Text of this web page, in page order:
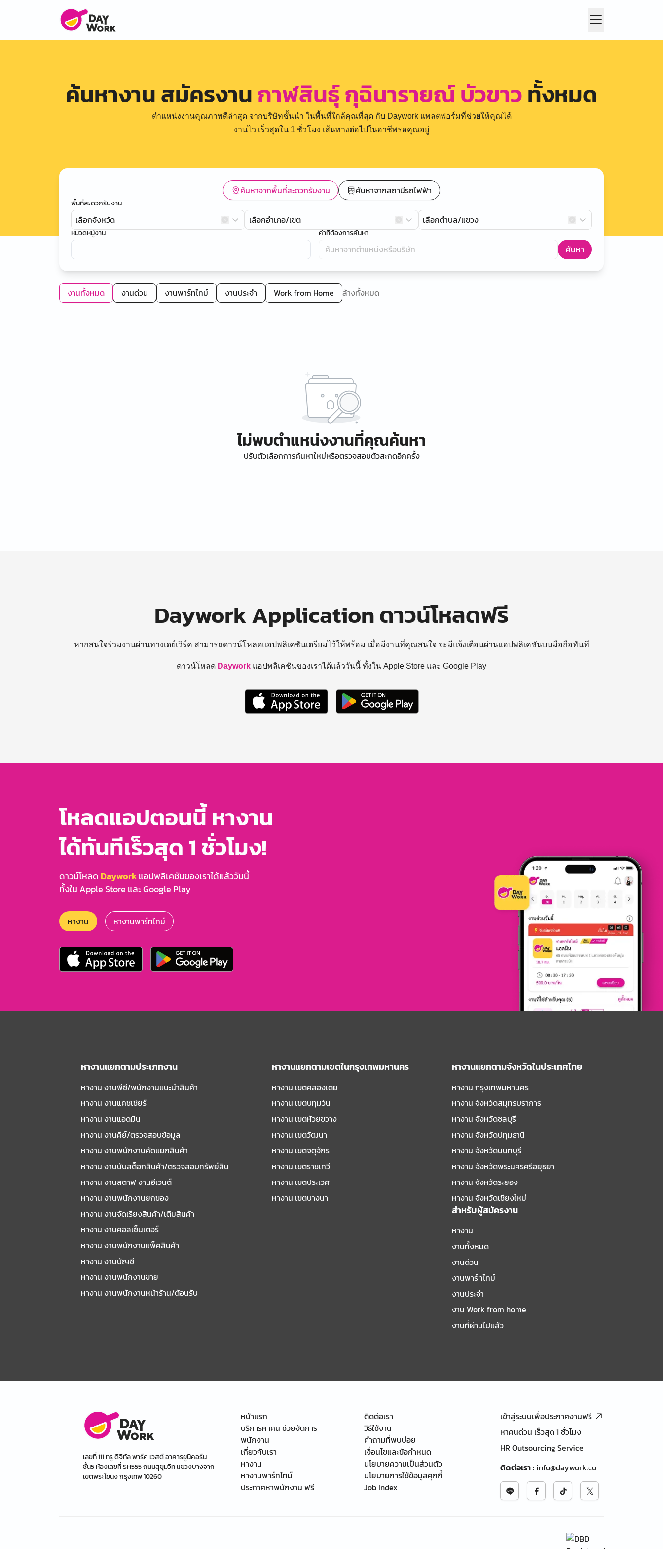
ค้นหางาน สมัครงานกาฬสินธุ์ กุฉินารายณ์ บัวขาวทั้งหมด
ตำแหน่งงานคุณภาพดีล่าสุด จากบริษัทชั้นนำ ในพื้นที่ใกล้คุณที่สุด กับ Daywork แพลตฟอร์มที่ช่วยให้คุณได้
งานไว เร็วสุดใน 1 ชั่วโมง เส้นทางต่อไปในอาชีพรอคุณอยู่
ค้นหาจากพื้นที่สะดวกรับงาน ค้นหาจากสถานีรถไฟฟ้า
พื้นที่สะดวกรับงาน
เลือกจังหวัด เลือกอำเภอ/เขต เลือกตำบล/แขวง
หมวดหมู่งาน คำที่ต้องการค้นหา
ค้นหา
งานทั้งหมด งานด่วน งานพาร์ทไทม์ งานประจำ Work from Home ล้างทั้งหมด
ไม่พบตำแหน่งงานที่คุณค้นหา
ปรับตัวเลือกการค้นหาใหม่หรือตรวจสอบตัวสะกดอีกครั้ง
Daywork Application ดาวน์โหลดฟรี
หากสนใจร่วมงานผ่านทางเดย์เวิร์ค สามารถดาวน์โหลดแอปพลิเคชันเตรียมไว้ให้พร้อม เมื่อมีงานที่คุณสนใจ จะมีแจ้งเตือนผ่านแอปพลิเคชันบนมือถือทันที
ดาวน์โหลด Daywork แอปพลิเคชันของเราได้แล้ววันนี้ ทั้งใน Apple Store และ Google Play
โหลดแอปตอนนี้ หางาน
ได้ทันทีเร็วสุด 1 ชั่วโมง!
ดาวน์โหลด Dayworkแอปพลิเคชันของเราได้แล้ววันนี้
ทั้งใน Apple Store และ Google Play
หางาน หางานพาร์ทไทม์
หางานแยกตามประเภทงาน
หางาน งานพีซี/พนักงานแนะนําสินค้า
หางาน งานแคชเชียร์
หางาน งานแอดมิน
หางาน งานคีย์/ตรวจสอบข้อมูล
หางาน งานพนักงานคัดแยกสินค้า
หางาน งานนับสต็อกสินค้า/ตรวจสอบทรัพย์สิน
หางาน งานสตาฟ งานอีเวนต์
หางาน งานพนักงานยกของ
หางาน งานจัดเรียงสินค้า/เติมสินค้า
หางาน งานคอลเซ็นเตอร์
หางาน งานพนักงานแพ็คสินค้า
หางาน งานบัญชี
หางาน งานพนักงานขาย
หางาน งานพนักงานหน้าร้าน/ต้อนรับ
หางานแยกตามเขตในกรุงเทพมหานคร
หางาน เขตคลองเตย
หางาน เขตปทุมวัน
หางาน เขตห้วยขวาง
หางาน เขตวัฒนา
หางาน เขตจตุจักร
หางาน เขตราชเทวี
หางาน เขตประเวศ
หางาน เขตบางนา
หางานแยกตามจังหวัดในประเทศไทย
หางาน กรุงเทพมหานคร
หางาน จังหวัดสมุทรปราการ
หางาน จังหวัดชลบุรี
หางาน จังหวัดปทุมธานี
หางาน จังหวัดนนทบุรี
หางาน จังหวัดพระนครศรีอยุธยา
หางาน จังหวัดระยอง
หางาน จังหวัดเชียงใหม่
สำหรับผู้สมัครงาน
หางาน
งานทั้งหมด
งานด่วน
งานพาร์ทไทม์
งานประจำ
งาน Work from home
งานที่ผ่านไปแล้ว
เลขที่ 111 ทรู ดิจิทัล พาร์ค เวสต์ อาคารยูนิคอร์น
ชั้น5 ห้องเลขที่ SH555 ถนนสุขุมวิท แขวงบางจาก
เขตพระโขนง กรุงเทพ 10260
หน้าแรก
บริการหาคน ช่วยจัดการ
พนักงาน
เกี่ยวกับเรา
หางาน
หางานพาร์ทไทม์
ประกาศหาพนักงาน ฟรี
ติดต่อเรา
วิธีใช้งาน
คำถามที่พบบ่อย
เงื่อนไขและข้อกำหนด
นโยบายความเป็นส่วนตัว
นโยบายการใช้ข้อมูลคุกกี้
Job Index
เข้าสู่ระบบเพื่อประกาศงานฟรี
หาคนด่วน เร็วสุด 1 ชั่วโมง
HR Outsourcing Service
ติดต่อเรา:info@daywork.co